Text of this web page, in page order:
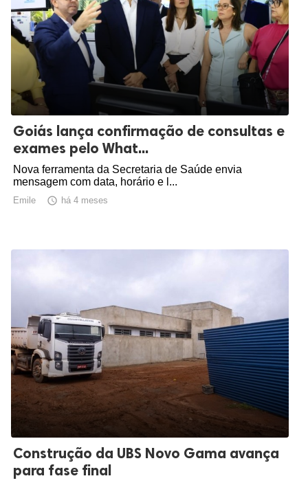
Goiás lança confirmação de consultas e
exames pelo What...
Nova ferramenta da Secretaria de Saúde envia
mensagem com data, horário e l...
Emile  há 4 meses
Construção da UBS Novo Gama avança
para fase final